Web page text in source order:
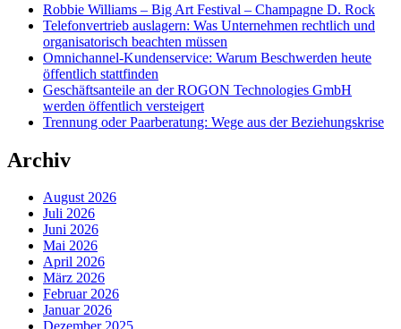
Robbie Williams – Big Art Festival – Champagne D. Rock
Telefonvertrieb auslagern: Was Unternehmen rechtlich und
organisatorisch beachten müssen
Omnichannel-Kundenservice: Warum Beschwerden heute
öffentlich stattfinden
Geschäftsanteile an der ROGON Technologies GmbH
werden öffentlich versteigert
Trennung oder Paarberatung: Wege aus der Beziehungskrise
Archiv
August 2026
Juli 2026
Juni 2026
Mai 2026
April 2026
März 2026
Februar 2026
Januar 2026